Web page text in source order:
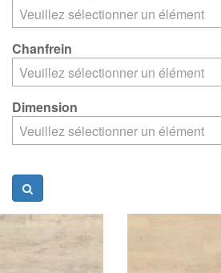
Veuillez sélectionner un élément
Chanfrein
Veuillez sélectionner un élément
Dimension
Veuillez sélectionner un élément